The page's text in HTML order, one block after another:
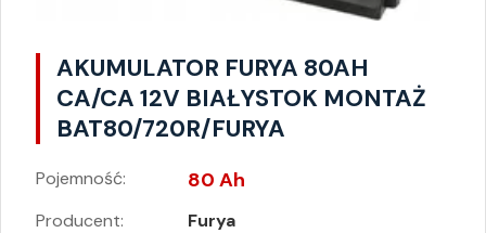
AKUMULATOR FURYA 80AH
CA/CA 12V BIAŁYSTOK MONTAŻ
BAT80/720R/FURYA
Pojemność: 80 Ah
Producent: Furya